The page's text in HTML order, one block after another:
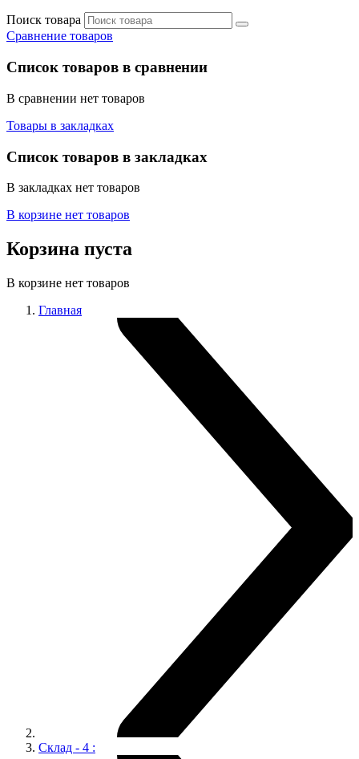
Поиск товара
Сравнение товаров
Список товаров в сравнении
В сравнении нет товаров
Товары в закладках
Список товаров в закладках
В закладках нет товаров
В корзине нет товаров
Корзина пуста
В корзине нет товаров
Главная
Склад - 4 :